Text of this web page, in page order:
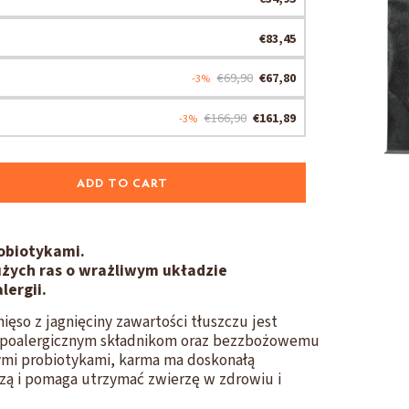
€83,45
-3% €69,90 €67,80
-3% €166,90 €161,89
ADD TO CART
ras o wrażliwym układzie
z jagnięciny zawartości tłuszczu jest
składnikom oraz bezzbożowemu
probiotykami, karma ma doskonałą
i pomaga utrzymać zwierzę w zdrowiu i